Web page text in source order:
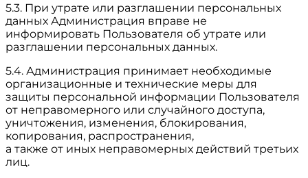
5.3. При утрате или разглашении персональных
данных Администрация вправе не
информировать Пользователя об утрате или
разглашении персональных данных.
5.4. Администрация принимает необходимые
организационные и технические меры для
защиты персональной информации Пользователя
от неправомерного или случайного доступа,
уничтожения, изменения, блокирования,
копирования, распространения,
а также от иных неправомерных действий третьих
лиц.